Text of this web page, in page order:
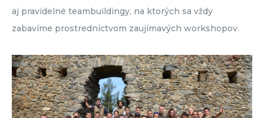
aj pravidelné teambuildingy, na ktorých sa vždy
zabavíme prostredníctvom zaujímavých workshopov.